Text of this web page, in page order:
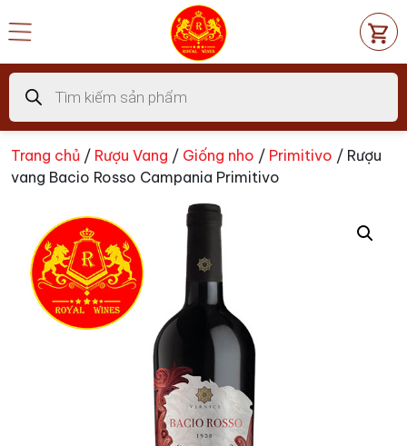
đến
dung
Tìm
kiếm
sản
phẩm
Trang chủ / Rượu Vang / Giống nho / Primitivo / Rượu
vang Bacio Rosso Campania Primitivo